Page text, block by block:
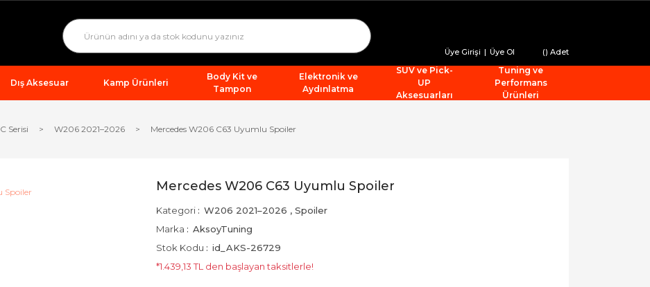
Üye Girişi | Üye Ol () Adet
Dış Aksesuar Kamp Ürünleri
Body Kit ve
Tampon
Elektronik ve
Aydınlatma
SUV ve Pick-
UP
Aksesuarları
Tuning ve
Performans
Ürünleri
C Serisi W206 2021–2026 Mercedes W206 C63 Uyumlu Spoiler
Mercedes W206 C63 Uyumlu Spoiler
Kategori W206 2021–2026 , Spoiler
Marka
AksoyTuning
Stok Kodu
id_AKS-26729
*1.439,13 TL den başlayan taksitlerle!